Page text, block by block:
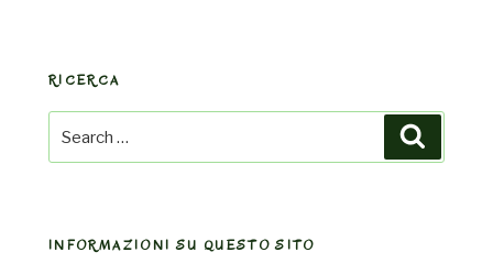
RICERCA
Search
for:
INFORMAZIONI SU QUESTO SITO